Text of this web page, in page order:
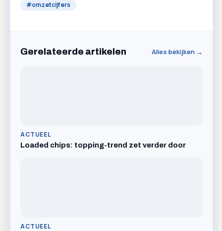
#omzetcijfers
Gerelateerde artikelen Alles bekijken →
ACTUEEL
Loaded chips: topping-trend zet verder door
ACTUEEL